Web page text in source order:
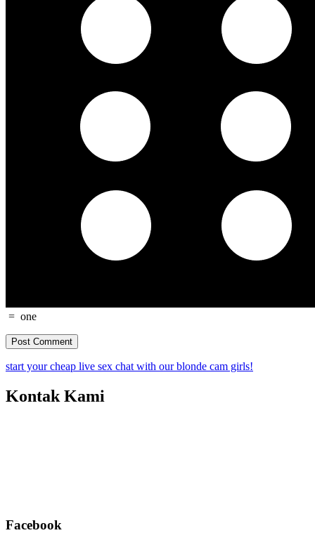
= one
start your cheap live sex chat with our blonde cam girls!
Kontak Kami
Facebook